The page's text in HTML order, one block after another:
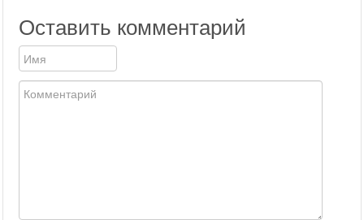
Оставить комментарий